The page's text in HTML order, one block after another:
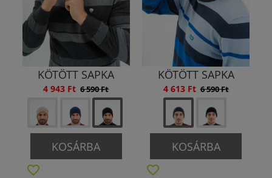
KÖTÖTT SAPKA
4 943 Ft 6 590 Ft
KOSÁRBA
KÖTÖTT SAPKA
4 613 Ft 6 590 Ft
KOSÁRBA